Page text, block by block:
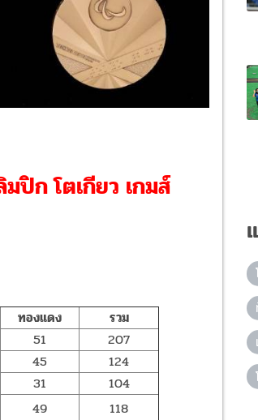
ปิก โตเกียว เกมส์
ทองแดง
รวม
51
207
45
124
31
104
49
118